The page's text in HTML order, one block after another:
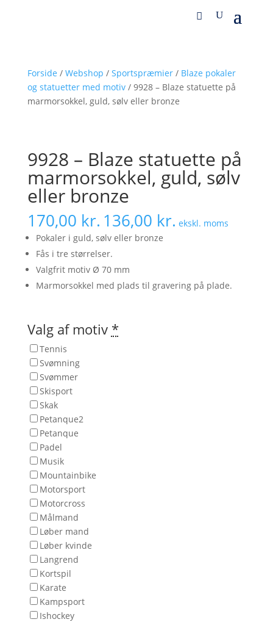
Forside / Webshop / Sportspræmier/ Blaze pokaler
og statuetter med motiv/ 9928 – Blaze statuette på
marmorsokkel, guld, sølv eller bronze
9928 – Blaze statuette på
marmorsokkel, guld, sølv
eller bronze
170,00 kr. 136,00 kr. ekskl. moms
Pokaler i guld, sølv eller bronze
Fås i tre størrelser.
Valgfrit motiv Ø 70 mm
Marmorsokkel med plads til gravering på plade.
Valg af motiv *
Tennis
Svømning
Svømmer
Skisport
Skak
Petanque2
Petanque
Padel
Musik
Mountainbike
Motorsport
Motorcross
Målmand
Løber mand
Løber kvinde
Langrend
Kortspil
Karate
Kampsport
Ishockey